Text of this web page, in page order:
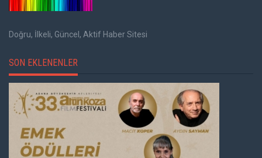
Doğru, İlkeli, Güncel, Aktif Haber Sitesi
SON EKLENENLER